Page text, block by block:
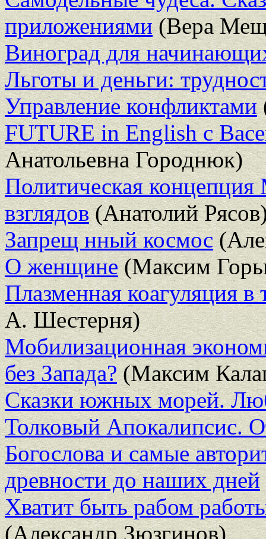
приложениями(Вера
Виноград для
Льготы и деньги:
Управление конфликтами
FUTURE in English с
Анатольевна Городнюк)
Политическая
взглядов(Анатолий
Запрещ нный космос
О женщине(Максим
Плазменная коагуляция в
А. Шестерня)
Мобилизационная
без Запада?(Максим
Сказки южных морей.
Толковый Апокалипсис.
Богослова и самые
древности до наших дней
Хватит быть рабом
(Александр Зюзгинов)